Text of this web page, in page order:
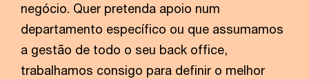
negócio. Quer pretenda apoio num
departamento específico ou que assumamos
a gestão de todo o seu back office,
trabalhamos consigo para definir o melhor